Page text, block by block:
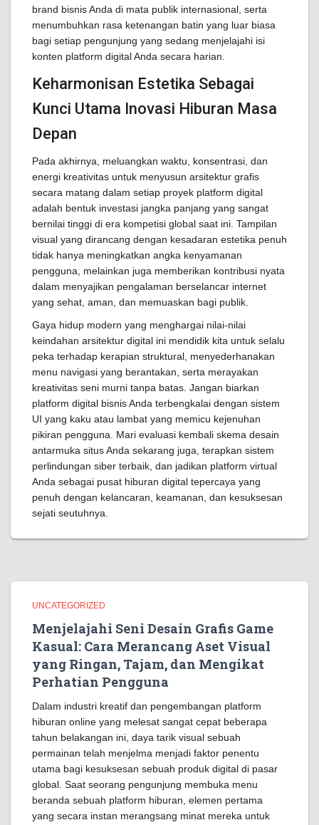
brand bisnis Anda di mata publik internasional, serta
menumbuhkan rasa ketenangan batin yang luar biasa
bagi setiap pengunjung yang sedang menjelajahi isi
konten platform digital Anda secara harian.
Keharmonisan Estetika Sebagai
Kunci Utama Inovasi Hiburan Masa
Depan
Pada akhirnya, meluangkan waktu, konsentrasi, dan
energi kreativitas untuk menyusun arsitektur grafis
secara matang dalam setiap proyek platform digital
adalah bentuk investasi jangka panjang yang sangat
bernilai tinggi di era kompetisi global saat ini. Tampilan
visual yang dirancang dengan kesadaran estetika penuh
tidak hanya meningkatkan angka kenyamanan
pengguna, melainkan juga memberikan kontribusi nyata
dalam menyajikan pengalaman berselancar internet
yang sehat, aman, dan memuaskan bagi publik.
Gaya hidup modern yang menghargai nilai-nilai
keindahan arsitektur digital ini mendidik kita untuk selalu
peka terhadap kerapian struktural, menyederhanakan
menu navigasi yang berantakan, serta merayakan
kreativitas seni murni tanpa batas. Jangan biarkan
platform digital bisnis Anda terbengkalai dengan sistem
UI yang kaku atau lambat yang memicu kejenuhan
pikiran pengguna. Mari evaluasi kembali skema desain
antarmuka situs Anda sekarang juga, terapkan sistem
perlindungan siber terbaik, dan jadikan platform virtual
Anda sebagai pusat hiburan digital tepercaya yang
penuh dengan kelancaran, keamanan, dan kesuksesan
sejati seutuhnya.
UNCATEGORIZED
Menjelajahi Seni Desain Grafis Game
Kasual: Cara Merancang Aset Visual
yang Ringan, Tajam, dan Mengikat
Perhatian Pengguna
Dalam industri kreatif dan pengembangan platform
hiburan online yang melesat sangat cepat beberapa
tahun belakangan ini, daya tarik visual sebuah
permainan telah menjelma menjadi faktor penentu
utama bagi kesuksesan sebuah produk digital di pasar
global. Saat seorang pengunjung membuka menu
beranda sebuah platform hiburan, elemen pertama
yang secara instan merangsang minat mereka untuk